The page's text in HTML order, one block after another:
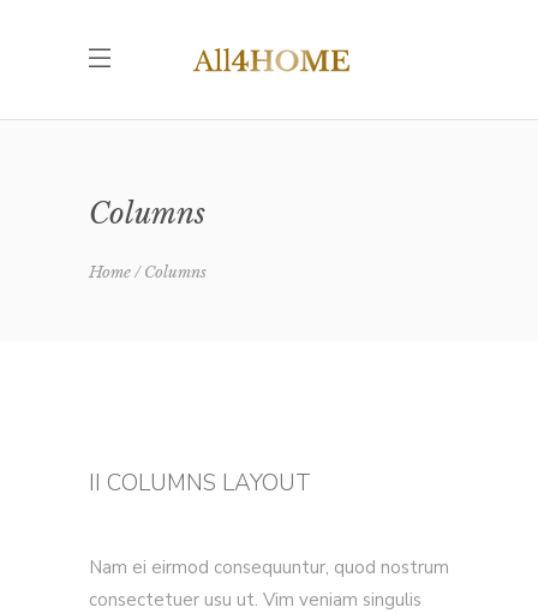
Columns
Home Columns
II COLUMNS LAYOUT
Nam ei eirmod consequuntur, quod nostrum
consectetuer usu ut. Vim veniam singulis